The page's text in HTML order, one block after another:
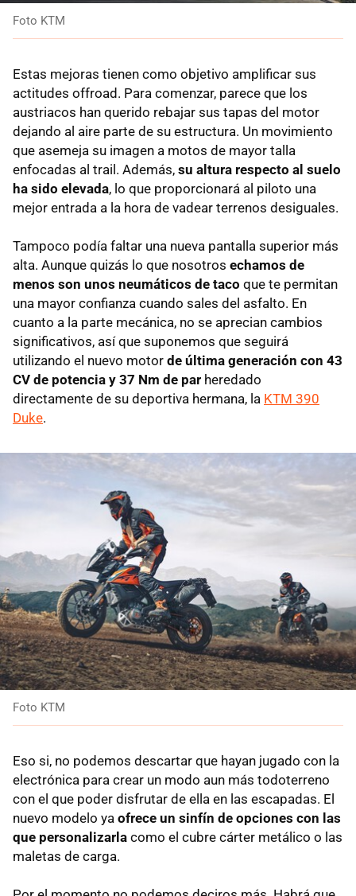
Foto KTM
Estas mejoras tienen como objetivo amplificar sus
actitudes offroad. Para comenzar, parece que los
austriacos han querido rebajar sus tapas del motor
dejando al aire parte de su estructura. Un movimiento
que asemeja su imagen a motos de mayor talla
enfocadas al trail. Además, su altura respecto al suelo
ha sido elevada, lo que proporcionará al piloto una
mejor entrada a la hora de vadear terrenos desiguales.
Tampoco podía faltar una nueva pantalla superior más
alta. Aunque quizás lo que nosotros echamos de
menos son unos neumáticos de taco que te permitan
una mayor confianza cuando sales del asfalto. En
cuanto a la parte mecánica, no se aprecian cambios
significativos, así que suponemos que seguirá
utilizando el nuevo motor de última generación con 43
CV de potencia y 37 Nm de par heredado
directamente de su deportiva hermana, la KTM 390
Duke.
Foto KTM
Eso si, no podemos descartar que hayan jugado con la
electrónica para crear un modo aun más todoterreno
con el que poder disfrutar de ella en las escapadas. El
nuevo modelo ya ofrece un sinfín de opciones con las
que personalizarla como el cubre cárter metálico o las
maletas de carga.